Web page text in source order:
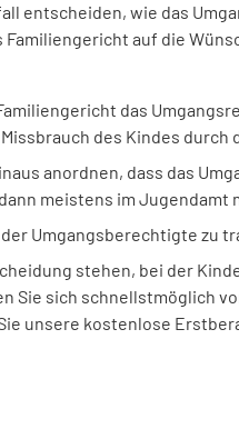
entscheiden, wie das
auf die
Familiengericht das
des Kindes
anordnen, dass das
meistens im
Umgangsberechtigte zu
stehen, bei der
Sie sich schnellstmöglich
unsere kostenlose